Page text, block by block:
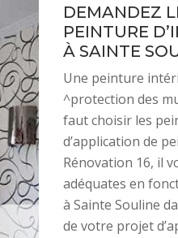
DEMANDEZ
PEINTURE
À SAINTE
Une peinture
^protection des
faut choisir les
d’application de
Rénovation 16, il
adéquates en
à Sainte Souline
de votre projet